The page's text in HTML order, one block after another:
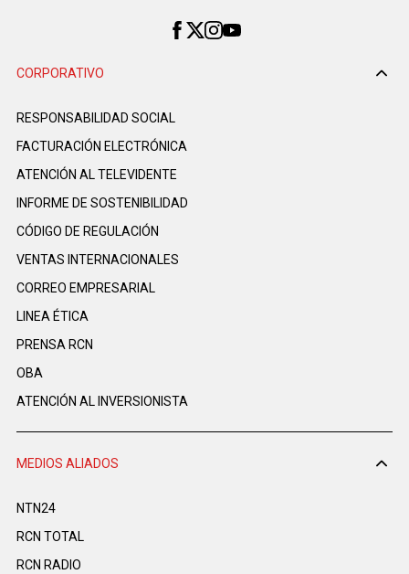
CORPORATIVO
RESPONSABILIDAD SOCIAL
FACTURACIÓN ELECTRÓNICA
ATENCIÓN AL TELEVIDENTE
INFORME DE SOSTENIBILIDAD
CÓDIGO DE REGULACIÓN
VENTAS INTERNACIONALES
CORREO EMPRESARIAL
LINEA ÉTICA
PRENSA RCN
OBA
ATENCIÓN AL INVERSIONISTA
MEDIOS ALIADOS
NTN24
RCN TOTAL
RCN RADIO